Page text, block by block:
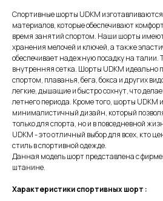
Спортивные шорты UDKM
материалов, которые обеспечивают
время занятий спортом. Наши шорты
хранения мелочей и ключей, а также
обеспечивает надежную посадку на талии.
внутренняя сетка. Шорты UDKM идеально
спортом, плаванья, бега, бокса и других
легкие, дышащие и быстро сохнут, что
летнего периода. Кроме того, шорты
минималистичный дизайн, который
только для спорта, но и в повседневной
UDKM - это отличный выбор для всех, кто
стиль в спортивной одежде.
Данная модель шорт представлена с
штанине.
Характеристики спортивных шорт :